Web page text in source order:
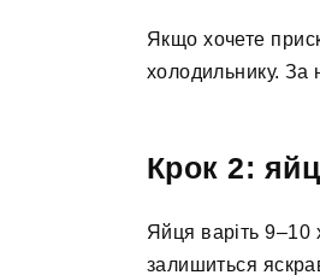
Якщо хочете
холодильнику. За
Крок 2:
Яйця варіть 9–10
залишиться